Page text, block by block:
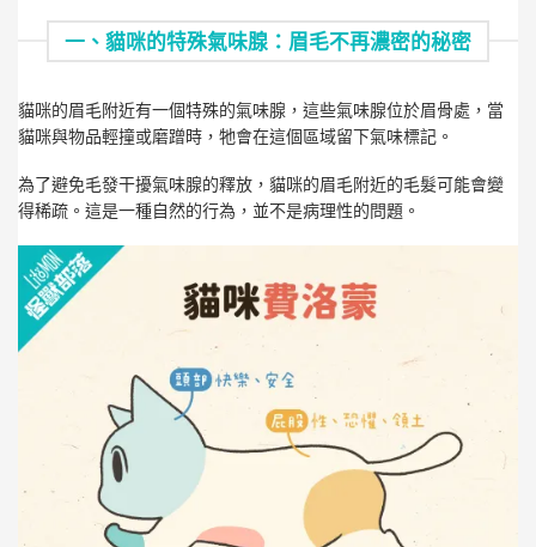
一、貓咪的特殊氣味腺：眉毛不再濃密的秘密
貓咪的眉毛附近有一個特殊的氣味腺，這些氣味腺位於眉骨處，當
貓咪與物品輕撞或磨蹭時，牠會在這個區域留下氣味標記。
為了避免毛發干擾氣味腺的釋放，貓咪的眉毛附近的毛髮可能會變
得稀疏。這是一種自然的行為，並不是病理性的問題。